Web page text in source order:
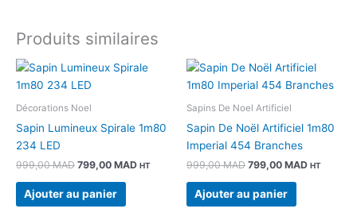
Produits similaires
Décorations Noel
Sapin Lumineux Spirale 1m80
234 LED
999,00MAD
Le
initial
était :
999,00 MAD.
799,00 MAD
Le
799,00 MAD.
HT
Ajouter au panier
Sapins De Noel Artificiel
Sapin De Noël Artificiel 1m80
Imperial 454 Branches
999,00MAD
Le
initial
était :
999,00 MAD.
799,00 MAD
Le
actuel
HT
Ajouter au panier